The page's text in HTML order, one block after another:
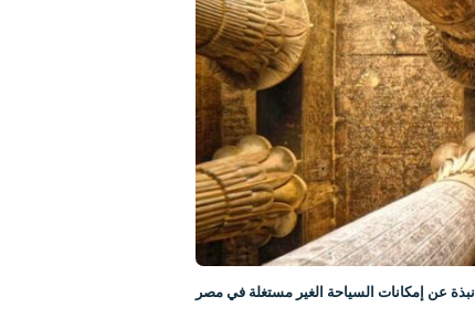
نبذة عن إمكانات السياحة الغير مستغلة في مصر